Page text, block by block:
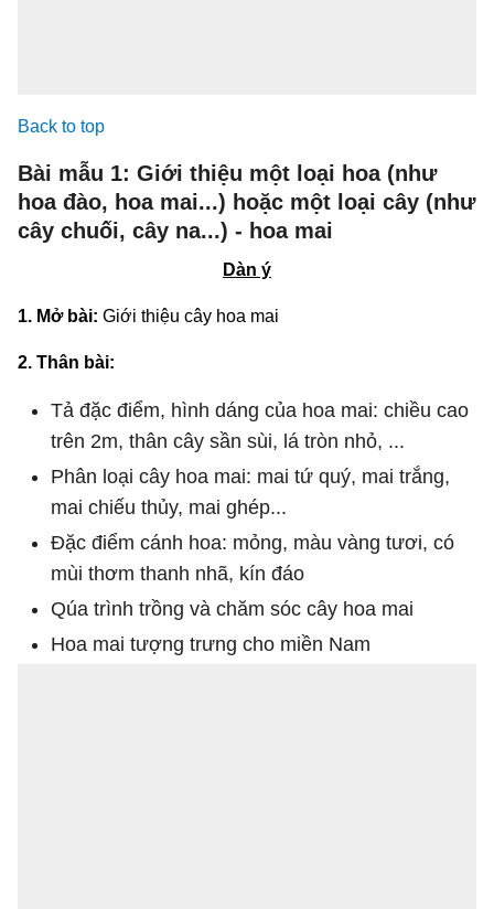
Back to top
Bài mẫu 1: Giới thiệu một loại hoa (như
hoa đào, hoa mai...) hoặc một loại cây (như
cây chuối, cây na...) - hoa mai
Dàn ý
1. Mở bài: Giới thiệu cây hoa mai
2. Thân bài:
Tả đặc điểm, hình dáng của hoa mai: chiều cao
trên 2m, thân cây sần sùi, lá tròn nhỏ, ...
Phân loại cây hoa mai: mai tứ quý, mai trắng,
mai chiếu thủy, mai ghép...
Đặc điểm cánh hoa: mỏng, màu vàng tươi, có
mùi thơm thanh nhã, kín đáo
Qúa trình trồng và chăm sóc cây hoa mai
Hoa mai tượng trưng cho miền Nam